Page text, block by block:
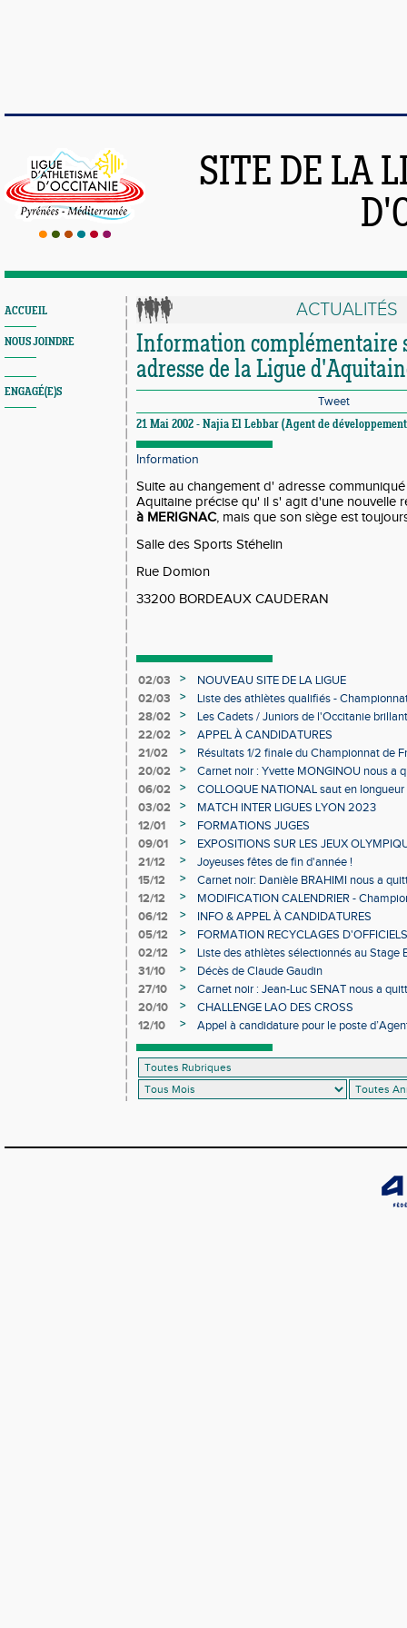
SITE DE LA
ACCUEIL
NOUS JOINDRE
ENGAGÉ(E)S
ACTUALITÉS
Information complémentaire
adresse de la Ligue
Tweet
21 Mai 2002 - Najia El Lebbar (Agent de
Information
Suite au changement d' adresse
Aquitaine précise qu' il s' agit d'une nouvelle
à MERIGNAC, mais que son siège est
Salle des Sports Stéhelin
Rue Domion
33200 BORDEAUX CAUDERAN
02/03 >
NOUVEAU SITE DE LA LIGUE
02/03
>
Liste des athlètes qualifiés -
Individuels en salle
28/02 >
Les Cadets / Juniors de l'Occitanie
22/02
>
APPEL À CANDIDATURES
21/02
>
Résultats 1/2 finale du Championnat de
20/02
>
Carnet noir : Yvette MONGINOU nous a
06/02
>
COLLOQUE NATIONAL saut en
03/02
>
MATCH INTER LIGUES LYON 2023
12/01
>
FORMATIONS JUGES
09/01
>
EXPOSITIONS SUR LES JEUX
21/12
>
Joyeuses fêtes de fin d'année !
15/12
>
Carnet noir: Danièle BRAHIMI nous a
12/12
>
MODIFICATION CALENDRIER -
06/12
>
INFO & APPEL À CANDIDATURES
05/12
>
FORMATION RECYCLAGES D'OFFICIELS
02/12
>
Liste des athlètes sélectionnés au Stage
31/10
>
Décès de Claude Gaudin
27/10
>
Carnet noir : Jean-Luc SENAT nous a
20/10
>
CHALLENGE LAO DES CROSS
12/10
>
Appel à candidature pour le poste